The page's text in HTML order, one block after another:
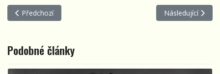
Předchozí článek: Brzy
Předchozí Další článek:
Následující
Podobné články